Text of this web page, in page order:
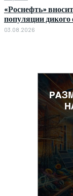
«Роснефть»
популяции дикого
03.08.2026